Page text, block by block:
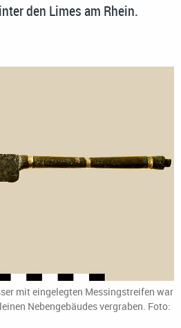
den Limes am Rhein.
mit eingelegten Messingstreifen war
Nebengebäudes vergraben. Foto: